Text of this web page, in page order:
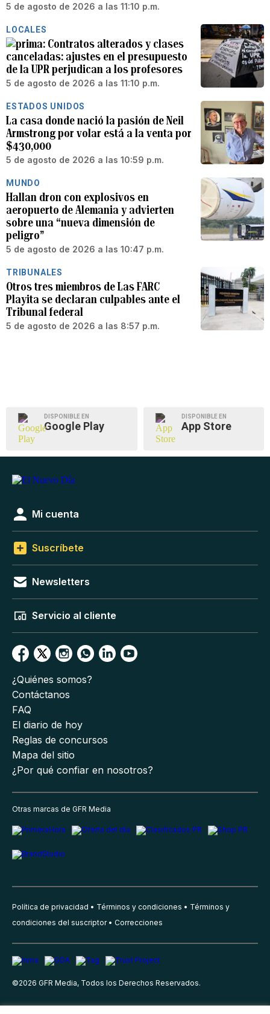
5 de agosto de 2026 a las 11:10 p.m.
LOCALES
Contratos alterados y clases
canceladas: ajustes en el presupuesto
de la UPR perjudican a los profesores
5 de agosto de 2026 a las 11:10 p.m.
ESTADOS UNIDOS
La casa donde nació la pasión de Neil
Armstrong por volar está a la venta por
$430,000
5 de agosto de 2026 a las 10:59 p.m.
MUNDO
Hallan dron con explosivos en
aeropuerto de Alemania y advierten
sobre una “nueva dimensión de
peligro”
5 de agosto de 2026 a las 10:47 p.m.
TRIBUNALES
Otros tres miembros de Las FARC
Playita se declaran culpables ante el
Tribunal federal
5 de agosto de 2026 a las 8:57 p.m.
DISPONIBLE EN
Google Play
DISPONIBLE EN
App Store
Mi cuenta
Suscríbete
Newsletters
Servicio al cliente
¿Quiénes somos?
Contáctanos
FAQ
El diario de hoy
Reglas de concursos
Mapa del sitio
¿Por qué confiar en nosotros?
Otras marcas de GFR Media
Política de privacidad Términos y condiciones
Términos y
condiciones del suscriptor
Correcciones
©2026 GFR Media, Todos los Derechos Reservados.